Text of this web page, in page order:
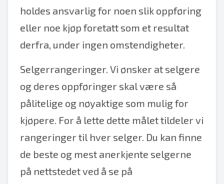
holdes ansvarlig for noen slik oppføring
eller noe kjøp foretatt som et resultat
derfra, under ingen omstendigheter.
Selgerrangeringer. Vi ønsker at selgere
og deres oppføringer skal være så
pålitelige og nøyaktige som mulig for
kjøpere. For å lette dette målet tildeler vi
rangeringer til hver selger. Du kan finne
de beste og mest anerkjente selgerne
på nettstedet ved å se på